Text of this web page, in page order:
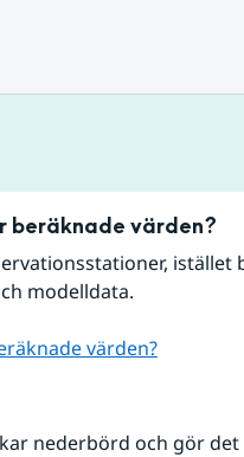
beräknade värden?
istället
modelldata.
värden?
nederbörd och gör